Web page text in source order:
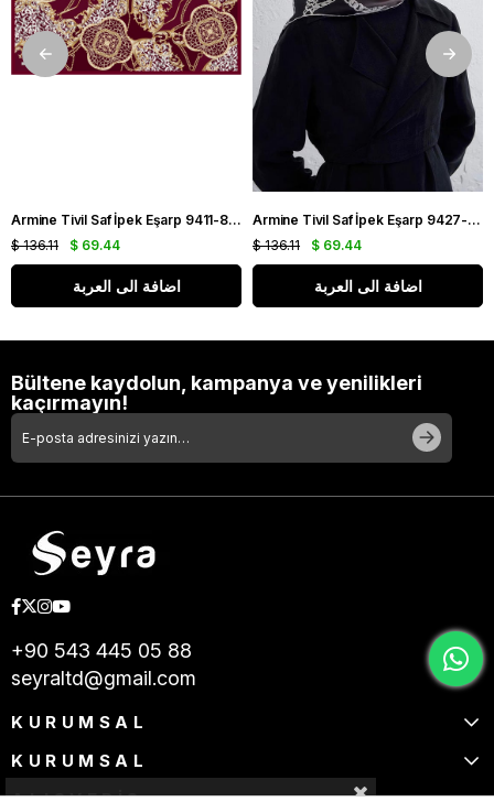
Armine Tivil Saf İpek Eşarp 9411-87 Bordo Karışık Desen
$ 69.44
$ 136.11
اضافة الى العربة
Armine Tivil Saf İpek Eşarp 9427-82 Siyah Karışık Desen
$ 69.44
$ 136.11
اضافة الى العربة
Bültene kaydolun, kampanya ve yenilikleri
kaçırmayın!
+90 543 445 05 88
seyraltd@gmail.com
KURUMSAL
KURUMSAL